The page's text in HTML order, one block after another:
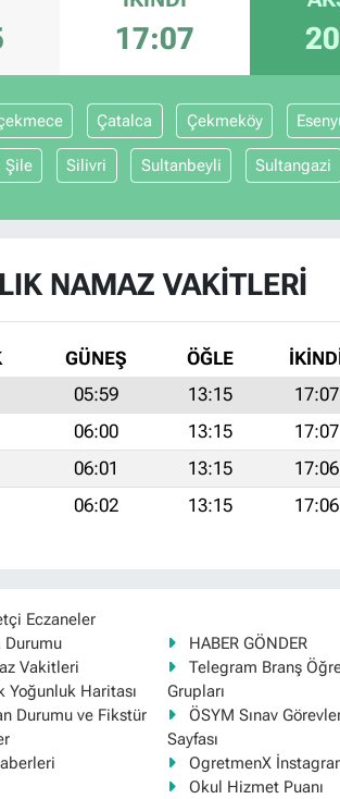
17:07
Çatalca Çekmeköy
Şile Silivri Sultanbeyli Sultangazi
NAMAZ VAKITLERI
GÜNEŞ ÖĞLE
05:59 13:15 17:07
06:00 13:15 17:07
06:01 13:15 17:06
06:02 13:15 17:06
Eczaneler
Durumu
Vakitleri
Yoğunluk Haritası
Durumu ve Fikstür
HABER GÖNDER
Telegram Branş
Grupları
ÖSYM Sınav
Sayfası
OgretmenX
Okul Hizmet Puanı